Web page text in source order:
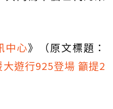
中心》（原文標題：
遊行925登場 籲提2